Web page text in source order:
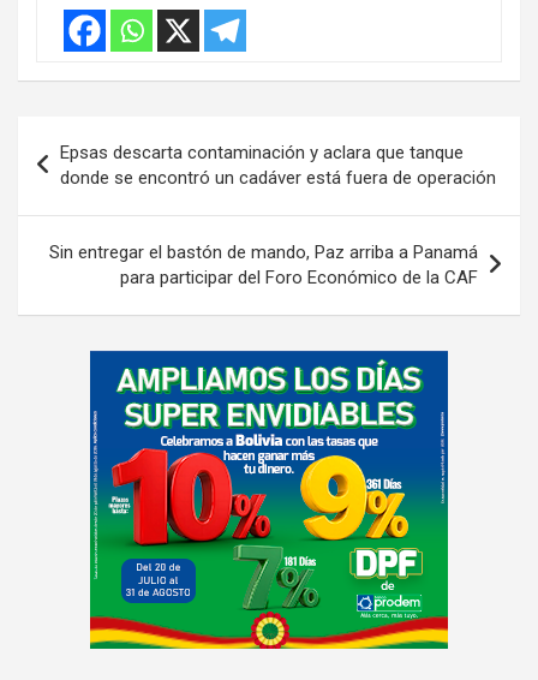
de
entradas
Epsas descarta contaminación y aclara que tanque
donde se encontró un cadáver está fuera de operación
Sin entregar el bastón de mando, Paz arriba a Panamá
para participar del Foro Económico de la CAF